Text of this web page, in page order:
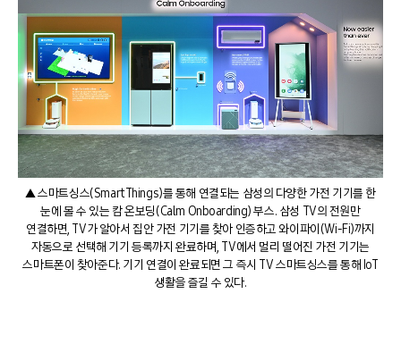
▲ 스마트싱스(SmartThings)를 통해 연결되는 삼성의 다양한 가전 기기를 한
눈에 볼 수 있는 캄 온보딩(Calm Onboarding) 부스. 삼성 TV의 전원만
연결하면, TV가 알아서 집안 가전 기기를 찾아 인증하고 와이파이(Wi-Fi)까지
자동으로 선택해 기기 등록까지 완료하며, TV에서 멀리 떨어진 가전 기기는
스마트폰이 찾아준다. 기기 연결이 완료되면 그 즉시 TV 스마트싱스를 통해 IoT
생활을 즐길 수 있다.